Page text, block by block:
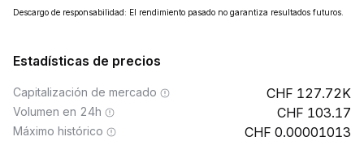
Descargo de responsabilidad: El rendimiento pasado no garantiza resultados futuros.
Estadísticas de precios
Capitalización de mercado 127.72K
Volumen en 24h 103.17
Máximo histórico 0.00001013